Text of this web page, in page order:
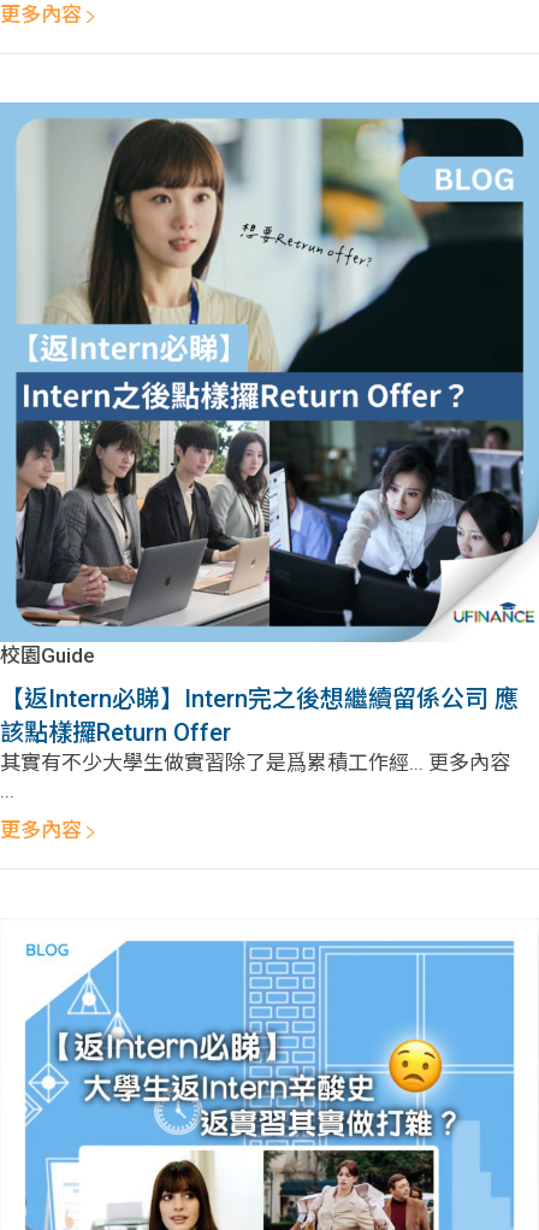
更多內容
校園Guide
【返Intern必睇】Intern完之後想繼續留係公司 應
該點樣攞Return Offer
其實有不少大學生做實習除了是爲累積工作經... 更多內容
...
更多內容